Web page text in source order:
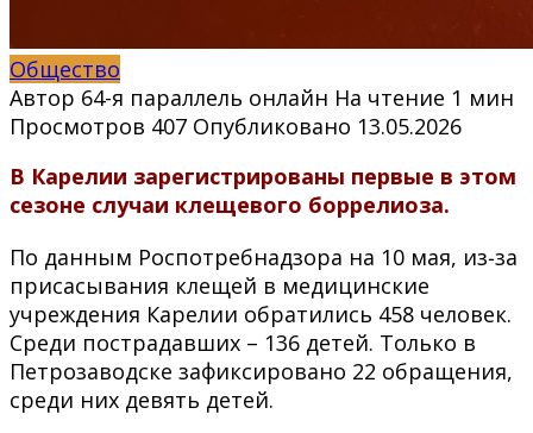
Общество
Автор 64-я параллель онлайн На чтение 1 мин
Просмотров 407 Опубликовано 13.05.2026
В Карелии зарегистрированы первые в этом
сезоне случаи клещевого боррелиоза.
По данным Роспотребнадзора на 10 мая, из‑за
присасывания клещей в медицинские
учреждения Карелии обратились 458 человек.
Среди пострадавших – 136 детей. Только в
Петрозаводске зафиксировано 22 обращения,
среди них девять детей.